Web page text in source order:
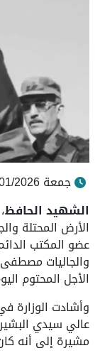
جمعة 02/01/2026 - 19:54
الشهيد الحافظ
الأرض المحتلة
عضو المكتب
والجاليات
الأجل المحتوم
وأشادت الوزارة
عالي سيدي البشير
مشيرة إلى أنه